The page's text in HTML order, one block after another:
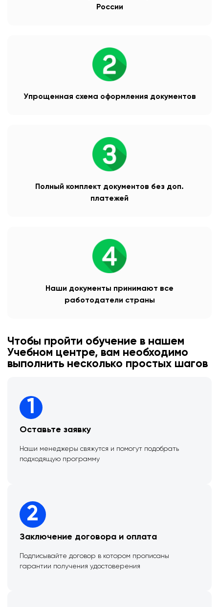
России
Упрощенная схема оформления документов
Полный комплект документов без доп.
платежей
Наши документы принимают все
работодатели страны
Чтобы пройти обучение в нашем
Учебном центре, вам необходимо
выполнить несколько простых шагов
1
Оставьте заявку
Наши менеджеры свяжутся и помогут подобрать
подходящую программу
2
Заключение договора и оплата
Подписывайте договор в котором прописаны
гарантии получения удостоверения